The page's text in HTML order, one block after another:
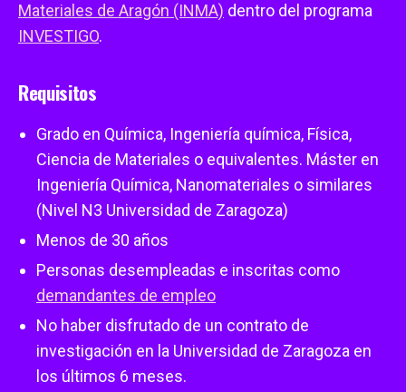
Materiales de Aragón (INMA) dentro del programa
INVESTIGO.
Requisitos
Grado en Química, Ingeniería química, Física,
Ciencia de Materiales o equivalentes. Máster en
Ingeniería Química, Nanomateriales o similares
(Nivel N3 Universidad de Zaragoza)
Menos de 30 años
Personas desempleadas e inscritas como
demandantes de empleo
No haber disfrutado de un contrato de
investigación en la Universidad de Zaragoza en
los últimos 6 meses.